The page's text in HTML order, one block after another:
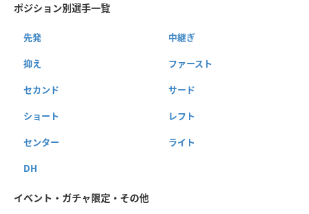
ポジション別選手一覧
先発 中継ぎ
抑え ファースト
セカンド サード
ショート レフト
センター ライト
DH
イベント・ガチャ限定・その他